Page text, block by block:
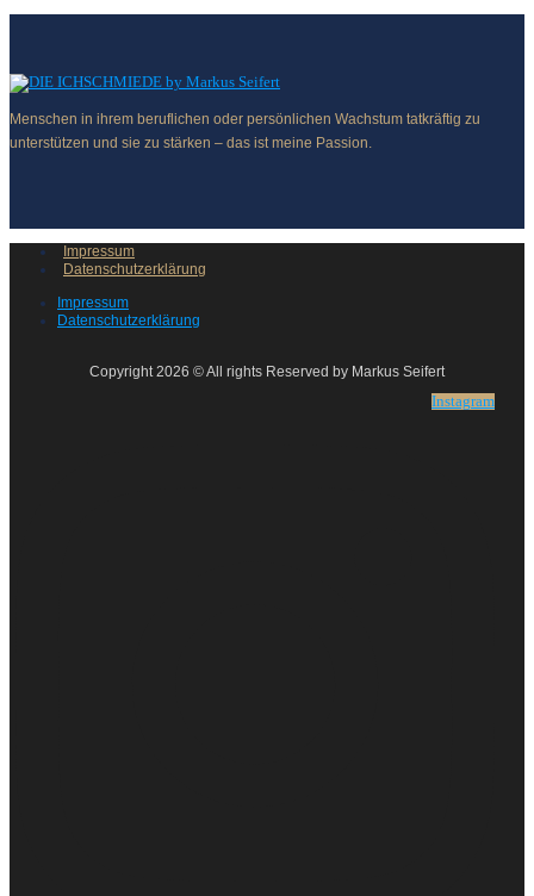
Menschen in ihrem beruflichen oder persönlichen Wachstum tatkräftig zu
unterstützen und sie zu stärken – das ist meine Passion.
Impressum
Datenschutzerklärung
Impressum
Datenschutzerklärung
Copyright 2026 © All rights Reserved by Markus Seifert
Instagram